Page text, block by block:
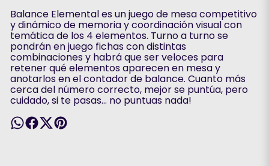
Balance Elemental es un juego de mesa competitivo
y dinámico de memoria y coordinación visual con
temática de los 4 elementos. Turno a turno se
pondrán en juego fichas con distintas
combinaciones y habrá que ser veloces para
retener qué elementos aparecen en mesa y
anotarlos en el contador de balance. Cuanto más
cerca del número correcto, mejor se puntúa, pero
cuidado, si te pasas… no puntuas nada!